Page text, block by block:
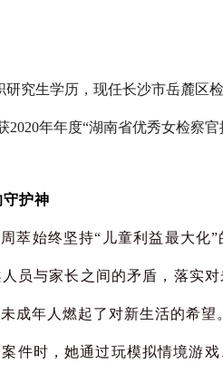
研究生学历，现任长沙市岳麓区
2020年年度“湖南省优秀女检察
护神
萃始终坚持“儿童利益最大化
员与家长之间的矛盾，落实
成年人燃起了对新生活的希望
件时，她通过玩模拟情境游